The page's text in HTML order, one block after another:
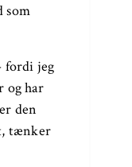
som
fordi jeg
og har
den
tænker